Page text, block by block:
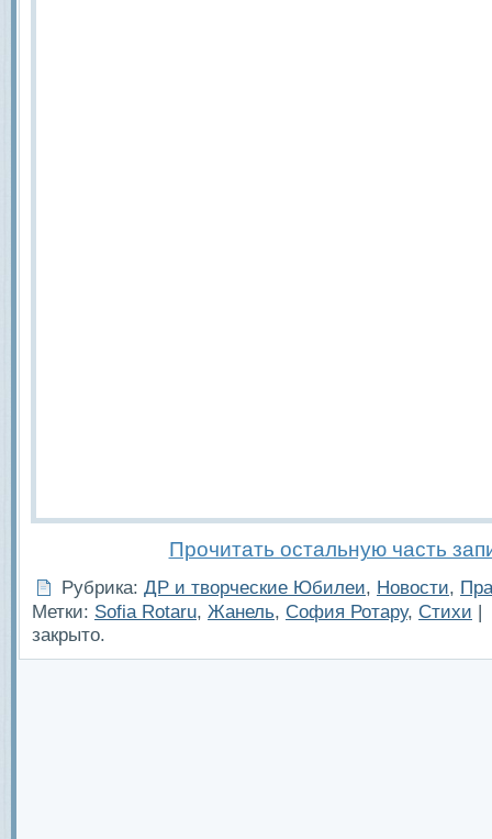
Прочитать остальную часть
Рубрика: ДР и творческие Юбилеи, Новости,
Метки: Sofia Rotaru, Жанель, София Ротару, Стихи |
закрыто.